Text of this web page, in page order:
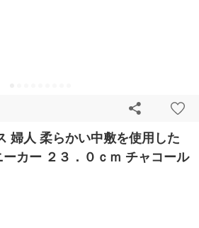
婦人 柔らかい中敷を使用した
カー ２３．０ｃｍ チャコール